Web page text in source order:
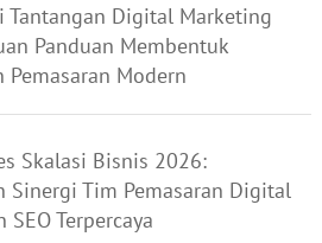
Tantangan Digital Marketing
Panduan Membentuk
Pemasaran Modern
Skalasi Bisnis 2026:
Sinergi Tim Pemasaran Digital
SEO Terpercaya